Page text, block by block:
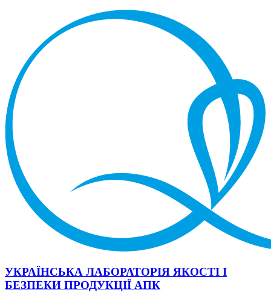
УКРАЇНСЬКА ЛАБОРАТОРІЯ ЯКОСТІ І
БЕЗПЕКИ ПРОДУКЦІЇ АПК